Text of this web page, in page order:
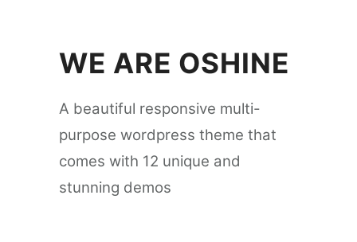
WE ARE OSHINE
A beautiful responsive multi-
purpose wordpress theme that
comes with 12 unique and
stunning demos